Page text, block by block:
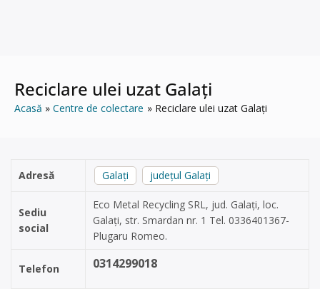
Reciclare ulei uzat Galați
Acasă Centre de colectare Reciclare ulei uzat Galați
Adresă Galați județul Galați
Sediu
social
Eco Metal Recycling SRL, jud. Galați, loc.
Galați, str. Smardan nr. 1 Tel. 0336401367-
Plugaru Romeo.
Telefon 0314299018